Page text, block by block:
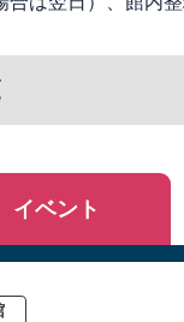
イベント